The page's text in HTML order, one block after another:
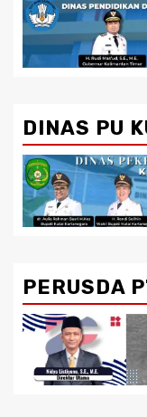
DINAS PU
PERUSDA